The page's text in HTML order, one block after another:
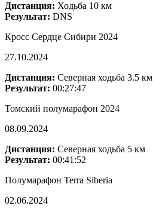
Дистанция: Ходьба 10 км
Результат: DNS
Кросс Сердце Сибири 2024
27.10.2024
Дистанция: Северная ходьба 3.5 км
Результат: 00:27:47
Томский полумарафон 2024
08.09.2024
Дистанция: Северная ходьба 5 км
Результат: 00:41:52
Полумарафон Terra Siberia
02.06.2024